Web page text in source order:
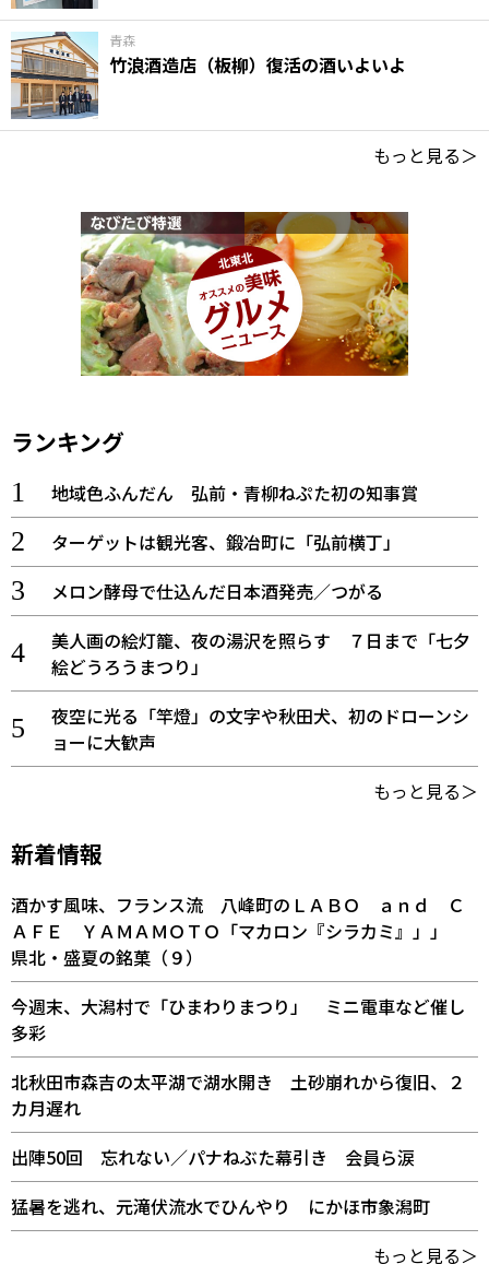
青森
竹浪酒造店（板柳）復活の酒いよいよ
もっと見る＞
ランキング
地域色ふんだん 弘前・青柳ねぷた初の知事賞
ターゲットは観光客、鍛冶町に「弘前横丁」
メロン酵母で仕込んだ日本酒発売／つがる
美人画の絵灯籠、夜の湯沢を照らす ７日まで「七夕
絵どうろうまつり」
夜空に光る「竿燈」の文字や秋田犬、初のドローンシ
ョーに大歓声
もっと見る＞
新着情報
酒かす風味、フランス流 八峰町のＬＡＢＯ ａｎｄ Ｃ
ＡＦＥ ＹＡＭＡＭＯＴＯ「マカロン『シラカミ』」」
県北・盛夏の銘菓（９）
今週末、大潟村で「ひまわりまつり」 ミニ電車など催し
多彩
北秋田市森吉の太平湖で湖水開き 土砂崩れから復旧、２
カ月遅れ
出陣50回 忘れない／パナねぶた幕引き 会員ら涙
猛暑を逃れ、元滝伏流水でひんやり にかほ市象潟町
もっと見る＞